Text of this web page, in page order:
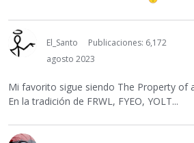
El_Santo
Publicaciones: 6,172
agosto 2023
Mi favorito sigue siendo The Property of
En la tradición de FRWL, FYEO, YOLT...